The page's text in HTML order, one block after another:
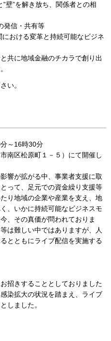
壁”を解き放ち、関係者との相
発信・共有等
おける変革と持続可能なビジネ
共に地域金融のチカラで創り出
い。
～16時30分
南区松原町１－５）にて開催し
響が拡がる中、事業者支援に取
って、足元での資金繰り支援等
り地域の企業や産業を支え、地
、いかに持続可能なビジネスモ
、その真価が問われておりま
は難しい中ではありますが、人
とともにライブ配信を実施する
招きすることとしておりました
染拡大の状況を踏まえ、ライブ
しました。